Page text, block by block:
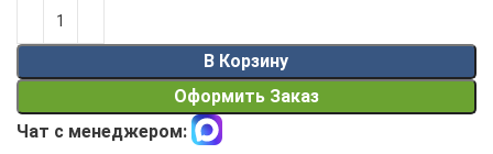
В Корзину
Оформить Заказ
Alternative:
Чат с менеджером: